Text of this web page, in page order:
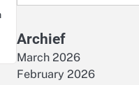
for:
Archief
March 2026
February 2026